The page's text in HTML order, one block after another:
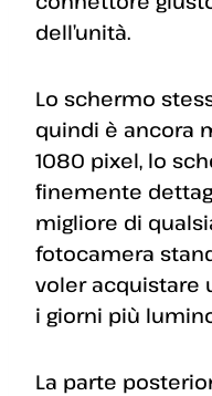
dell’unità.
Lo schermo
quindi è ancora
1080 pixel, lo
finemente
migliore di
fotocamera
voler acquistare
i giorni più
La parte